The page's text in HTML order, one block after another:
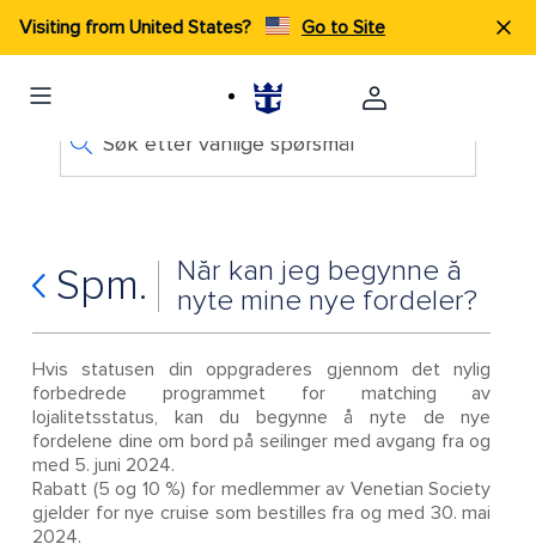
Visiting from United States? Go to Site
Søk etter vanlige spørsmål
Spm.
Når kan jeg begynne å
nyte mine nye fordeler?
Hvis statusen din oppgraderes gjennom det nylig
forbedrede programmet for matching av
lojalitetsstatus, kan du begynne å nyte de nye
fordelene dine om bord på seilinger med avgang fra og
med 5. juni 2024.
Rabatt (5 og 10 %) for medlemmer av Venetian Society
gjelder for nye cruise som bestilles fra og med 30. mai
2024.